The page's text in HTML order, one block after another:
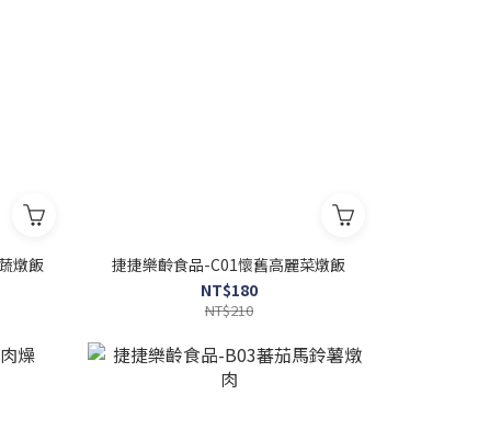
燉飯
捷捷樂齡食品-C01懷舊高麗菜燉飯
NT$180
NT$210